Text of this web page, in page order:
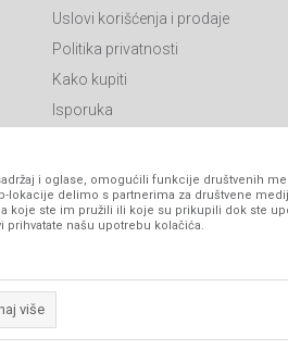
Uslovi korišćenja i prodaje
Politika privatnosti
Kako kupiti
Isporuka
Načini plaćanja
Plaćanje karticama
Web kredit Raiffeisen banke
Reklamacije
i oglase, omogućili funkcije društvenih
lokacije delimo s partnerima za društvene
koje ste im pružili ili koje su prikupili dok ste
prihvatate našu upotrebu kolačića.
više